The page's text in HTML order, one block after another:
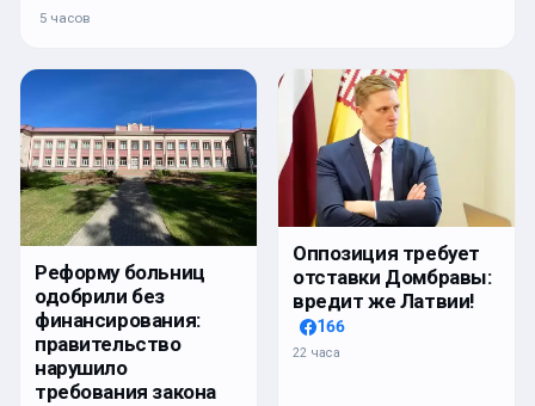
5 часов
Реформу больниц
одобрили без
финансирования:
правительство
нарушило
требования закона
Оппозиция требует
отставки Домбравы:
вредит же Латвии!
166
22 часа